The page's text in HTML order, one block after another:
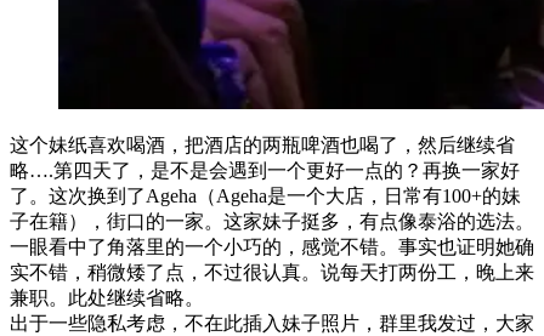
这个妹纸喜欢喝酒，把酒店的两瓶啤酒也喝了，然后继续省
略….第四天了，是不是会遇到一个更好一点的？再换一家好
了。这次换到了Ageha（Ageha是一个大店，日常有100+的妹
子在籍），街口的一家。这家妹子挺多，有点像泰浴的选法。
一眼看中了角落里的一个小巧的，感觉不错。事实也证明她确
实不错，稍微矮了点，不过很认真。说每天打两份工，晚上来
兼职。此处继续省略。
出于一些隐私考虑，不在此插入妹子照片，群里我发过，大家